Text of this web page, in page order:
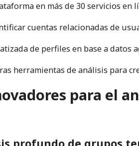
en más de 30 servicios en
cuentas relacionadas de
de perfiles en base a datos
herramientas de análisis para
para el